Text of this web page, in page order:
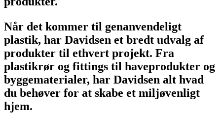
Når det kommer til genanvendeligt
plastik, har Davidsen et bredt udvalg af
produkter til ethvert projekt. Fra
plastikrør og fittings til haveprodukter og
byggematerialer, har Davidsen alt hvad
du behøver for at skabe et miljøvenligt
hjem.